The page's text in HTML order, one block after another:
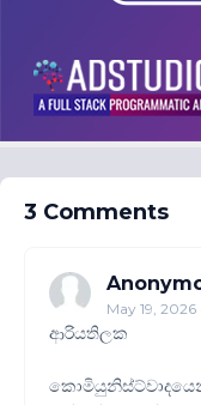
3 Comments
May 19, 2026
ආරියතිලක